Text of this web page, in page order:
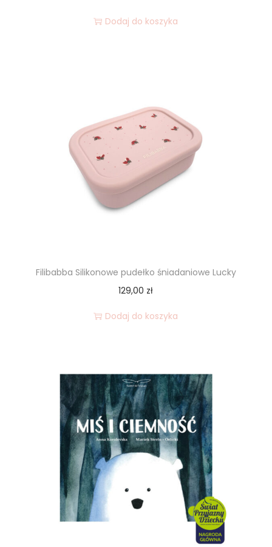
Dodaj do koszyka
Filibabba Silikonowe pudełko śniadaniowe Lucky
129,00 zł
Dodaj do koszyka